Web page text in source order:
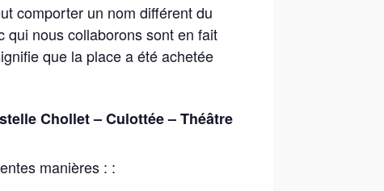
comporter un nom différent du
nous collaborons sont en fait
que la place a été achetée
Chollet – Culottée – Théâtre
manières : :